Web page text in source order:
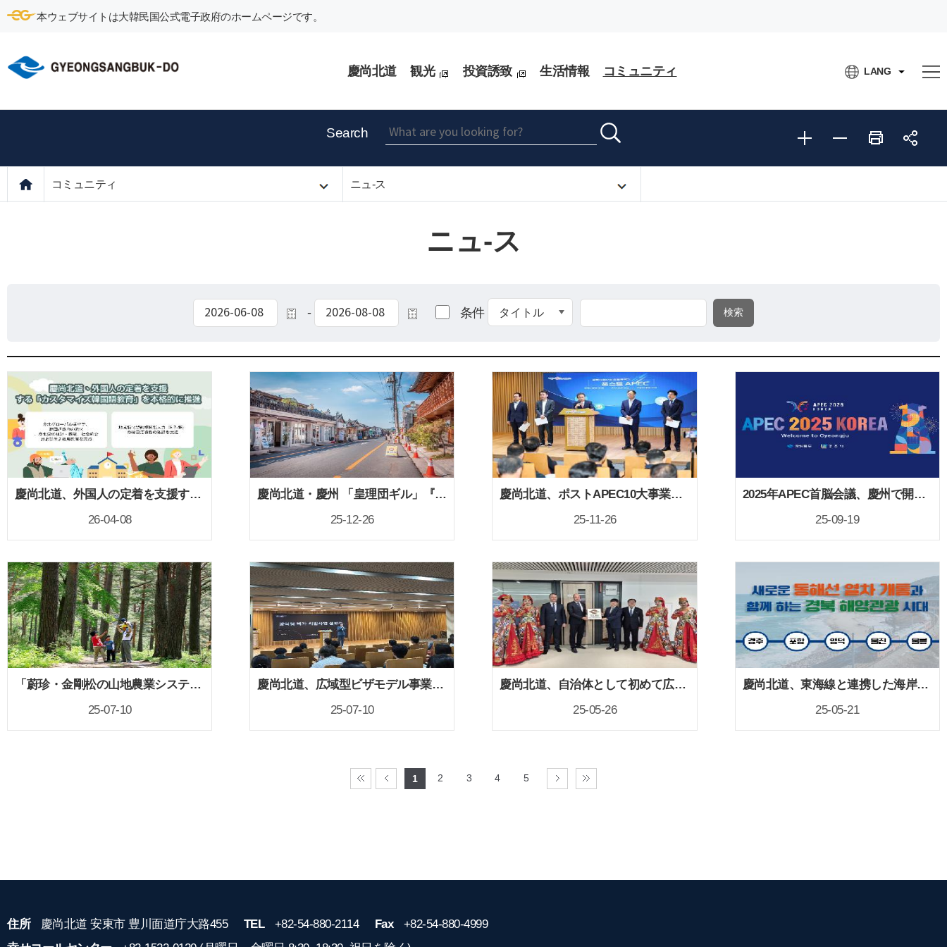
本ウェブサイトは大韓民国公式電子政府のホームページです。
慶尚北道 観光 投資誘致 生活情報 コミュニティ LANG
Search
コミュニティ ニュ-ス
ニュ-ス
- 条件
慶尚北道、外国人の定着を支援する「カスタマイズ型韓国語教育」を本格推進
26-04-08
慶尚北道・慶州 「皇理団ギル」『2025年 韓国観光の星』に選定！
25-12-26
慶尚北道、ポストAPEC10大事業の詳細計画を発表
25-11-26
2025年APEC首脳会議、慶州で開催 : なぜ開催地は慶州なのか？
25-09-19
「蔚珍・金剛松の山地農業システム」が世界重要農業遺産に認定！
25-07-10
慶尚北道、広域型ビザモデル事業を開始
25-07-10
慶尚北道、自治体として初めて広域型ビザ海外人材誘致センターを開設
25-05-26
慶尚北道、東海線と連携した海岸列車ブルーパス事業を本格推進へ
25-05-21
1 2 3 4 5
住所 慶尚北道 安東市 豊川面道庁大路455 TEL +82-54-880-2114 Fax
+82-54-880-4999